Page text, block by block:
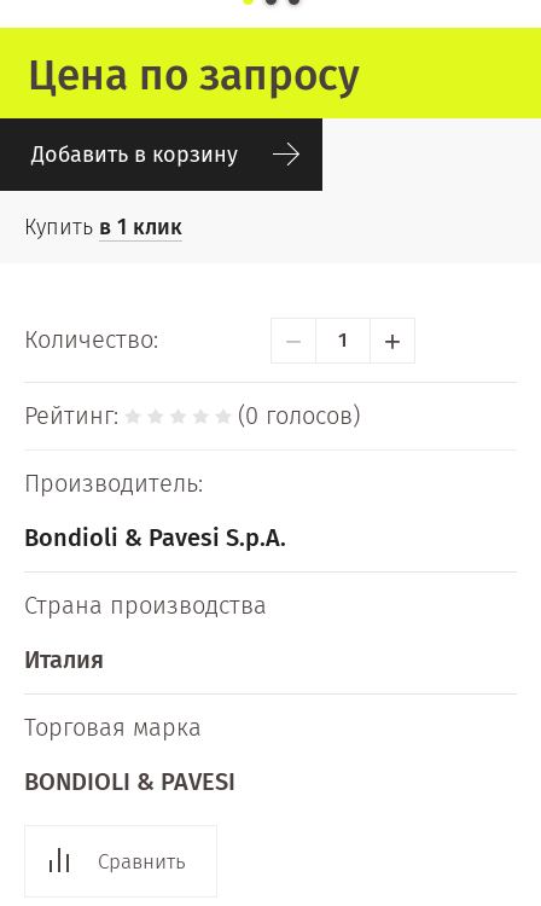
Цена по запросу
Добавить в корзину
Купить в 1 клик
Количество: − +
Рейтинг: (0 голосов)
Производитель:
Bondioli & Pavesi S.p.A.
Страна производства
Италия
Торговая марка
BONDIOLI & PAVESI
Сравнить